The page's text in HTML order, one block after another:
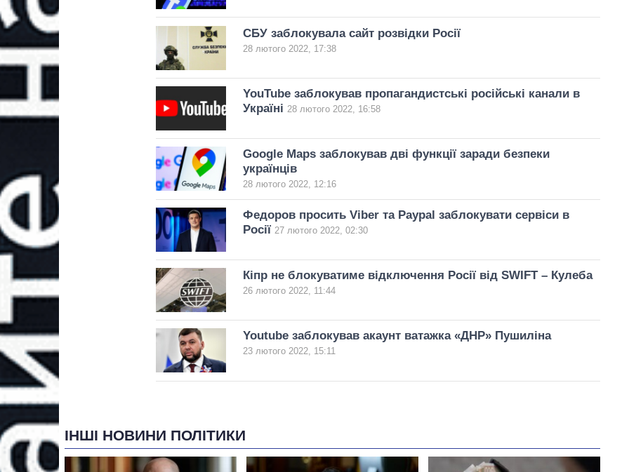
СБУ заблокувала сайт розвідки Росії
28 лютого 2022, 17:38
YouTube заблокував пропагандистські російські канали в
Україні 28 лютого 2022, 16:58
Google Maps заблокував дві функції заради безпеки
українців
28 лютого 2022, 12:16
Федоров просить Viber та Paypal заблокувати сервіси в
Росії 27 лютого 2022, 02:30
Кіпр не блокуватиме відключення Росії від SWIFT – Кулеба
26 лютого 2022, 11:44
Youtube заблокував акаунт ватажка «ДНР» Пушиліна
23 лютого 2022, 15:11
ІНШІ НОВИНИ ПОЛІТИКИ